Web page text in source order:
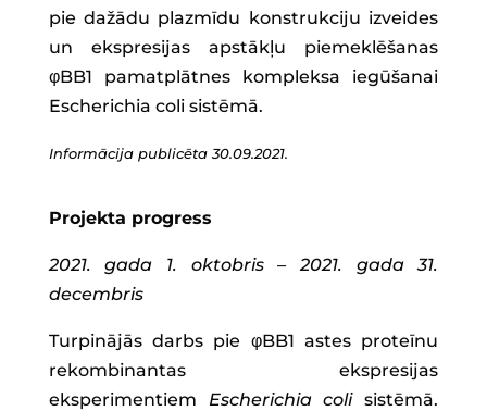
pie dažādu plazmīdu konstrukciju izveides
un ekspresijas apstākļu piemeklēšanas
φBB1 pamatplātnes kompleksa iegūšanai
Escherichia coli sistēmā.
Informācija publicēta 30.09.2021.
Projekta progress
2021. gada 1. oktobris – 2021. gada 31.
decembris
Turpinājās darbs pie φBB1 astes proteīnu
rekombinantas ekspresijas
eksperimentiem Escherichia colisistēmā.